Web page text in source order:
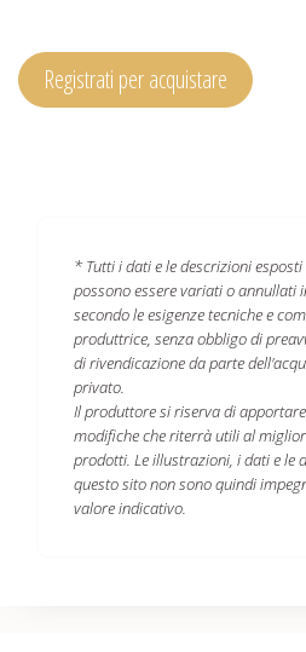
Registrati per acquistare
* Tutti i dati e le descrizioni
possono essere variati o annullati
secondo le esigenze tecniche e
produttrice, senza obbligo di
di rivendicazione da parte
privato.
Il produttore si riserva di
modifiche che riterrà utili al
prodotti. Le illustrazioni, i dati e le
questo sito non sono quindi
valore indicativo.